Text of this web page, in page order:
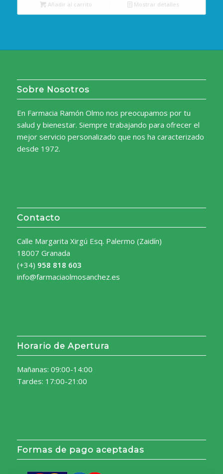
Añadir al carrito Mostrar detalles
Sobre Nosotros
En Farmacia Ramón Olmo nos preocupamos por tu
salud y bienestar. Siempre trabajando para ofrecer el
mejor servicio personalizado que nos ha caracterizado
desde 1972.
Contacto
Calle Margarita Xirgú Esq. Palermo (Zaidín)
18007 Granada
(+34) 958 818 603
info@farmaciaolmosanchez.es
Horario de Apertura
Mañanas: 09:00-14:00
Tardes: 17:00-21:00
Formas de pago aceptadas